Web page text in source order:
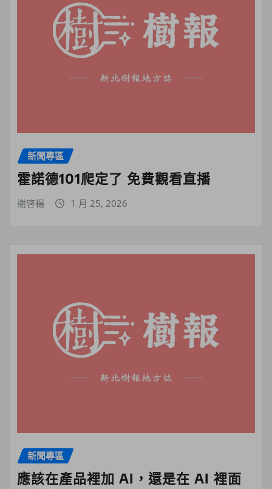
新聞專區
霍諾德101爬定了 免費觀看直播
謝啓楊 1 月 25, 2026
新聞專區
應該在產品裡加 AI，還是在 AI 裡面